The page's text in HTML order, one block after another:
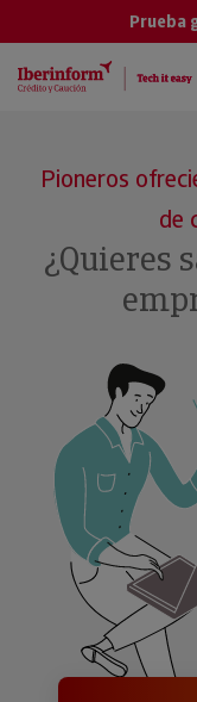
Prueba
Pioneros
de
¿Quieres